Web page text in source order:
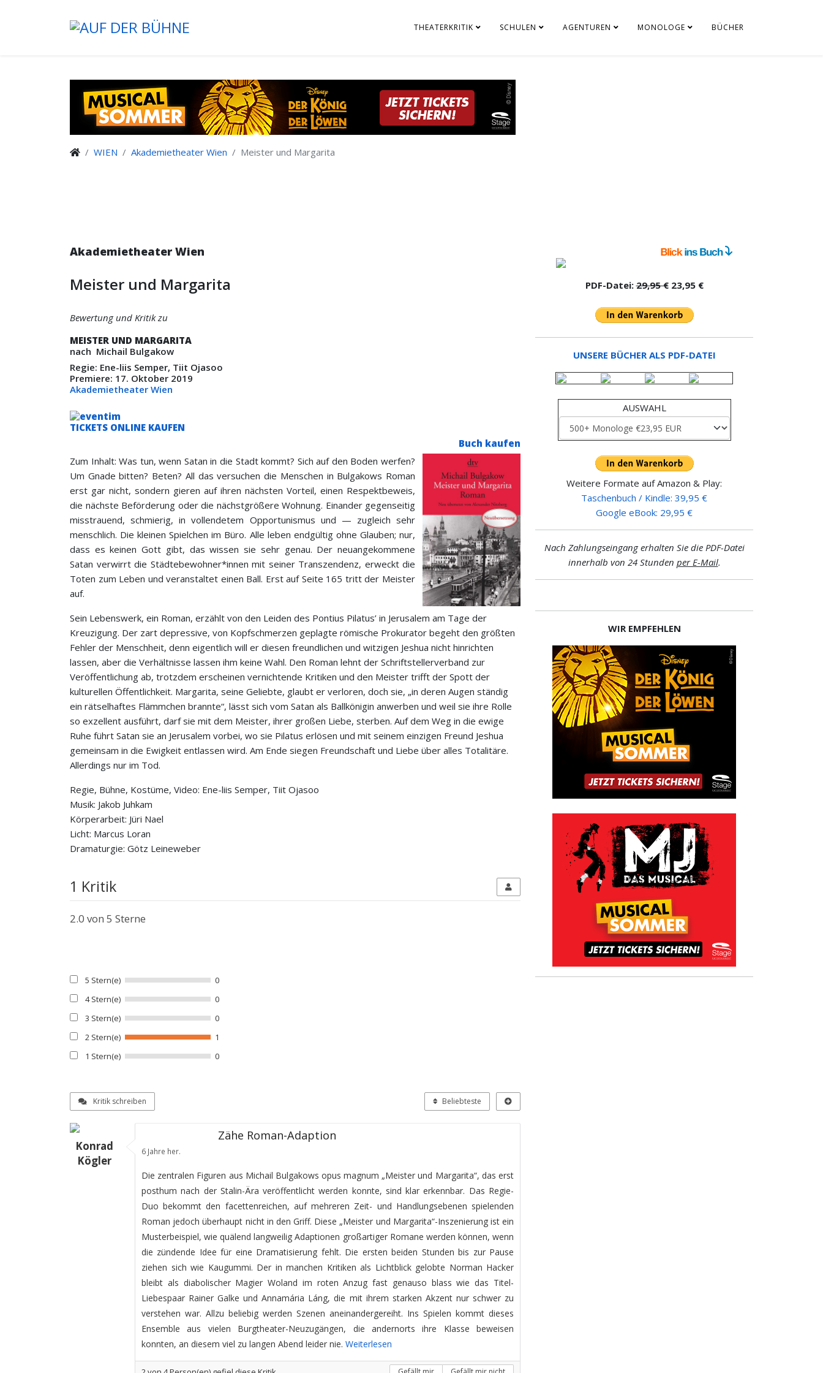
THEATERKRITIK SCHULEN AGENTUREN MONOLOGE BÜCHER
WIEN Akademietheater Wien Meister und Margarita
Akademietheater Wien
Meister und Margarita
Bewertung und Kritik zu
MEISTER UND MARGARITA
nach Michail Bulgakow
Regie: Ene-liis Semper, Tiit Ojasoo
Premiere: 17. Oktober 2019
Akademietheater Wien
TICKETS ONLINE KAUFEN
Buch kaufen
Zum Inhalt: Was tun, wenn Satan in die Stadt kommt? Sich auf den Boden werfen?
Um Gnade bitten? Beten? All das versuchen die Menschen in Bulgakows Roman
erst gar nicht, sondern gieren auf ihren nächsten Vorteil, einen Respektbeweis,
die nächste Beförderung oder die nächstgrößere Wohnung. Einander gegenseitig
misstrauend, schmierig, in vollendetem Opportunismus und — zugleich sehr
menschlich. Die kleinen Spielchen im Büro. Alle leben endgültig ohne Glauben; nur,
dass es keinen Gott gibt, das wissen sie sehr genau. Der neuangekommene
Satan verwirrt die Städtebewohner*innen mit seiner Transzendenz, erweckt die
Toten zum Leben und veranstaltet einen Ball. Erst auf Seite 165 tritt der Meister
auf.
Sein Lebenswerk, ein Roman, erzählt von den Leiden des Pontius Pilatus’ in Jerusalem am Tage der
Kreuzigung. Der zart depressive, von Kopfschmerzen geplagte römische Prokurator begeht den größten
Fehler der Menschheit, denn eigentlich will er diesen freundlichen und witzigen Jeshua nicht hinrichten
lassen, aber die Verhältnisse lassen ihm keine Wahl. Den Roman lehnt der Schriftstellerverband zur
Veröffentlichung ab, trotzdem erscheinen vernichtende Kritiken und den Meister trifft der Spott der
kulturellen Öffentlichkeit. Margarita, seine Geliebte, glaubt er verloren, doch sie, „in deren Augen ständig
ein rätselhaftes Flämmchen brannte“, lässt sich vom Satan als Ballkönigin anwerben und weil sie ihre Rolle
so exzellent ausführt, darf sie mit dem Meister, ihrer großen Liebe, sterben. Auf dem Weg in die ewige
Ruhe führt Satan sie an Jerusalem vorbei, wo sie Pilatus erlösen und mit seinem einzigen Freund Jeshua
gemeinsam in die Ewigkeit entlassen wird. Am Ende siegen Freundschaft und Liebe über alles Totalitäre.
Allerdings nur im Tod.
Regie, Bühne, Kostüme, Video: Ene-liis Semper, Tiit Ojasoo
Musik: Jakob Juhkam
Körperarbeit: Jüri Nael
Licht: Marcus Loran
Dramaturgie: Götz Leineweber
1 Kritik
2.0 von 5 Sterne
5 Stern(e)
0
4 Stern(e)
0
3 Stern(e)
0
2 Stern(e)
1
1 Stern(e)
0
Kritik schreiben Beliebteste
Konrad
Kögler
Zähe Roman-Adaption
6 Jahre her.
Die zentralen Figuren aus Michail Bulgakows opus magnum „Meister und Margarita“, das erst
posthum nach der Stalin-Ära veröffentlicht werden konnte, sind klar erkennbar. Das Regie-
Duo bekommt den facettenreichen, auf mehreren Zeit- und Handlungsebenen spielenden
Roman jedoch überhaupt nicht in den Griff. Diese „Meister und Margarita“-Inszenierung ist ein
Musterbeispiel, wie quälend langweilig Adaptionen großartiger Romane werden können, wenn
die zündende Idee für eine Dramatisierung fehlt. Die ersten beiden Stunden bis zur Pause
ziehen sich wie Kaugummi. Der in manchen Kritiken als Lichtblick gelobte Norman Hacker
bleibt als diabolischer Magier Woland im roten Anzug fast genauso blass wie das Titel-
Liebespaar Rainer Galke und Annamária Láng, die mit ihrem starken Akzent nur schwer zu
verstehen war. Allzu beliebig werden Szenen aneinandergereiht. Ins Spielen kommt dieses
Ensemble aus vielen Burgtheater-Neuzugängen, die andernorts ihre Klasse beweisen
konnten, an diesem viel zu langen Abend leider nie. Weiterlesen
PDF-Datei:29,95 €23,95 €
UNSERE BÜCHER ALS PDF-DATEI
AUSWAHL
Weitere Formate auf Amazon & Play:
Taschenbuch / Kindle: 39,95 €
Google eBook: 29,95 €
Nach Zahlungseingang erhalten Sie die PDF-Datei
innerhalb von 24 Stunden per E-Mail.
WIR EMPFEHLEN